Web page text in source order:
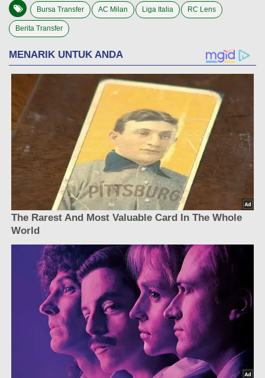
Bursa Transfer AC Milan Liga Italia RC Lens
Berita Transfer